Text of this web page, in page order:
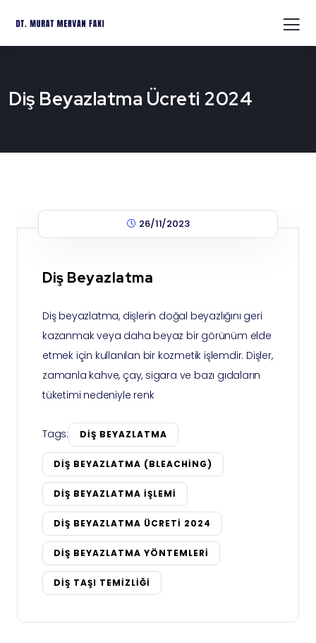
Diş Beyazlatma Ücreti 2024
26/11/2023
Diş Beyazlatma
Diş beyazlatma, dişlerin doğal beyazlığını geri
kazanmak veya daha beyaz bir görünüm elde
etmek için kullanılan bir kozmetik işlemdir. Dişler,
zamanla kahve, çay, sigara ve bazı gıdaların
tüketimi nedeniyle renk
Tags: DIŞ BEYAZLATMA
DIŞ BEYAZLATMA (BLEACHING)
DIŞ BEYAZLATMA IŞLEMI
DIŞ BEYAZLATMA ÜCRETI 2024
DIŞ BEYAZLATMA YÖNTEMLERI
DIŞ TAŞI TEMIZLIĞI